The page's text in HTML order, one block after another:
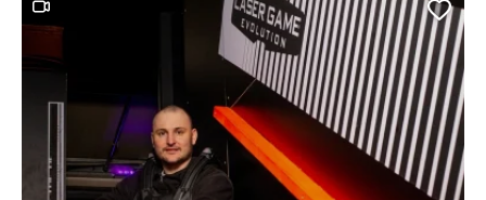
Ce contenu contient une vidéo